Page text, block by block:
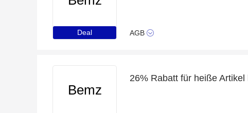
Deal AGB
Bemz
26% Rabatt für heiße Artikel